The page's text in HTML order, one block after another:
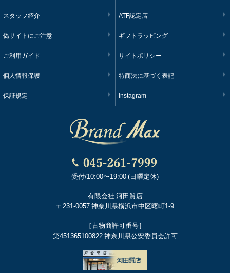
スタッフ紹介 ATF認定店
偽サイトにご注意 ギフトラッピング
ご利用ガイド サイトポリシー
個人情報保護 特商法に基づく表記
保証規定 Instagram
受付/10:00〜19:00 (日曜定休)
有限会社 河田質店
〒231-0057 神奈川県横浜市中区曙町1-9
［古物商許可番号］
第451365100822 神奈川県公安委員会許可